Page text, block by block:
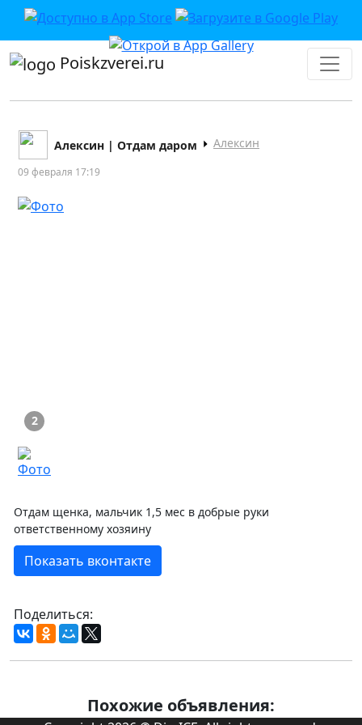
Poiskzverei.ru
Алексин | Отдам даром Алексин
09 февраля 17:19
2
Отдам щенка, мальчик 1,5 мес в добрые руки
ответственному хозяину
Показать вконтакте
Поделиться:
Похожие объявления: